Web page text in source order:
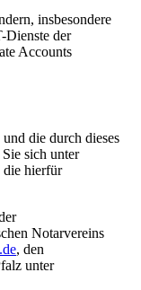
insbesondere
Dienste der
Accounts
die durch dieses
sich unter
die hierfür
Notarvereins
, den
unter